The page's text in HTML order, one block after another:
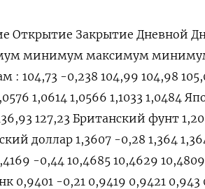
Открытие Закрытие Дневной
минимум максимум
: 104,73 -0,238 104,99 104,98
1,0614 1,0566 1,1033 1,0484
127,23 Британский фунт
доллар 1,3607 -0,28 1,364
-0,44 10,4685 10,4629 10,4809
0,9401 -0,21 0,9419 0,9421